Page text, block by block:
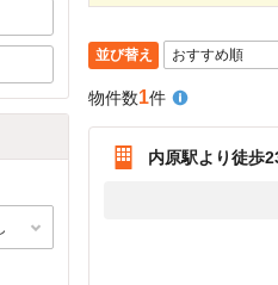
並び替え
物件数1件
内原駅より徒歩